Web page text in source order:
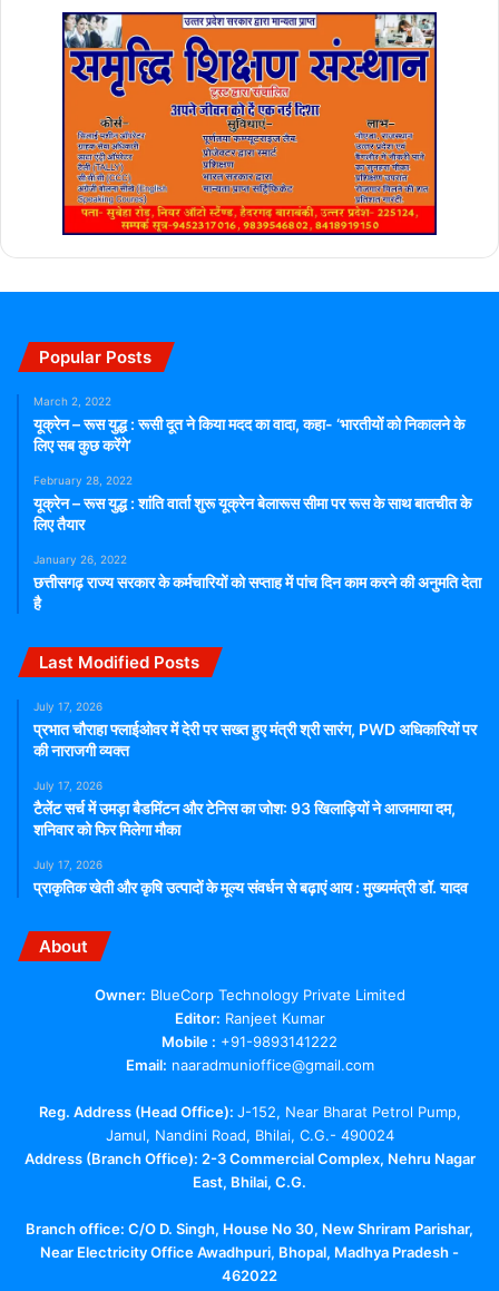
Popular Posts
March 2, 2022
यूक्रेन – रूस युद्ध : रूसी दूत ने किया मदद का वादा, कहा- ‘भारतीयों को निकालने के
लिए सब कुछ करेंगे’
February 28, 2022
यूक्रेन – रूस युद्ध : शांति वार्ता शुरू यूक्रेन बेलारूस सीमा पर रूस के साथ बातचीत के
लिए तैयार
January 26, 2022
छत्तीसगढ़ राज्य सरकार के कर्मचारियों को सप्ताह में पांच दिन काम करने की अनुमति देता
है
Last Modified Posts
July 17, 2026
प्रभात चौराहा फ्लाईओवर में देरी पर सख्त हुए मंत्री श्री सारंग, PWD अधिकारियों पर
की नाराजगी व्यक्त
July 17, 2026
टैलेंट सर्च में उमड़ा बैडमिंटन और टेनिस का जोश: 93 खिलाड़ियों ने आजमाया दम,
शनिवार को फिर मिलेगा मौका
July 17, 2026
प्राकृतिक खेती और कृषि उत्पादों के मूल्य संवर्धन से बढ़ाएं आय : मुख्यमंत्री डॉ. यादव
About
Owner: BlueCorp Technology Private Limited
Editor: Ranjeet Kumar
Mobile : +91-9893141222
Email: naaradmunioffice@gmail.com
Reg. Address (Head Office): J-152, Near Bharat Petrol Pump,
Jamul, Nandini Road, Bhilai, C.G.- 490024
Address (Branch Office): 2-3 Commercial Complex, Nehru Nagar
East, Bhilai, C.G.
Branch office: C/O D. Singh, House No 30, New Shriram Parishar,
Near Electricity Office Awadhpuri, Bhopal, Madhya Pradesh -
462022